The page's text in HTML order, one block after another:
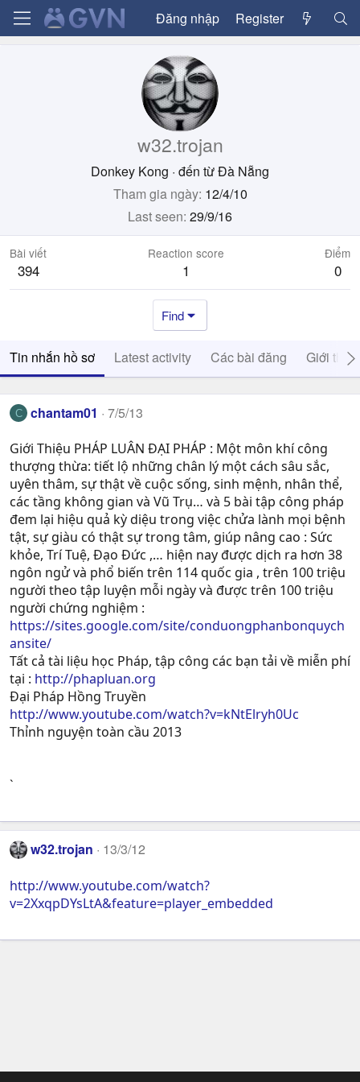
Đăng nhập Register
w32.trojan
Donkey Kong · đến từĐà Nẵng
Tham gia ngày 12/4/10
Last seen 29/9/16
Bài viết
394
Reaction score
1
Điểm
0
Find
Tin nhắn hồ sơ Latest activity Các bài đăng Giới thiệu
C chantam01 7/5/13
Giới Thiệu PHÁP LUÂN ĐẠI PHÁP : Một môn khí công
thượng thừa: tiết lộ những chân lý một cách sâu sắc,
uyên thâm, sự thật về cuộc sống, sinh mệnh, nhân thể,
các tầng không gian và Vũ Trụ… và 5 bài tập công pháp
đem lại hiệu quả kỳ diệu trong việc chửa lành mọi bệnh
tật, sự giàu có thật sự trong tâm, giúp nâng cao : Sức
khỏe, Trí Tuệ, Ðạo Ðức ,… hiện nay được dịch ra hơn 38
ngôn ngử và phổ biến trên 114 quốc gia , trên 100 triệu
người theo tập luyện mỗi ngày và được trên 100 triệu
người chứng nghiệm :
https://sites.google.com/site/conduongphanbonquych
ansite/
Tất cả tài liệu học Pháp, tập công các bạn tải về miễn phí
tại : http://phapluan.org
Đại Pháp Hồng Truyền
http://www.youtube.com/watch?v=kNtElryh0Uc
Thỉnh nguyện toàn cầu 2013
`
w32.trojan 13/3/12
http://www.youtube.com/watch?
v=2XxqpDYsLtA&feature=player_embedded